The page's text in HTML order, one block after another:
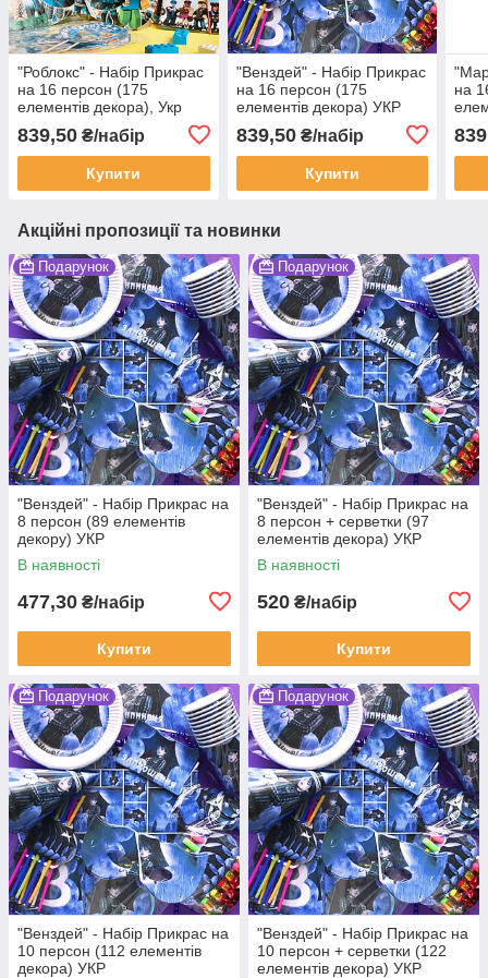
"Роблокс" - Набір Прикрас
на 16 персон (175
елементів декора), Укр
839,50 ₴/набір
Купити
"Венздей" - Набір Прикрас
на 16 персон (175
елементів декора) УКР
839,50₴/набір
Купити
на
Акційні пропозиції та новинки
Подарунок
"Венздей" - Набір Прикрас на
8 персон (89 елементів
декору) УКР
В наявності
477,30 ₴/набір
Купити
Подарунок
"Венздей" - Набір Прикрас на
8 персон + серветки (97
елементів декора) УКР
В наявності
520 ₴/набір
Купити
Подарунок
"Венздей" - Набір Прикрас на
10 персон (112 елементів
декора) УКР
Подарунок
"Венздей" - Набір Прикрас на
10 персон + серветки (122
елементів декора) УКР